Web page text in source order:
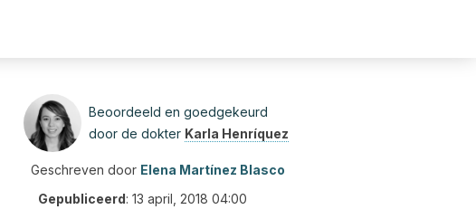
Beoordeeld en goedgekeurd
door de dokter Karla Henríquez
Geschreven door Elena Martínez Blasco
Gepubliceerd: 13 april, 2018 04:00